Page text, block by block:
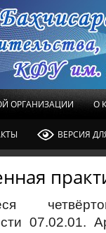
ОРГАНИЗАЦИИ О
ВЕРСИЯ
07.02.01.